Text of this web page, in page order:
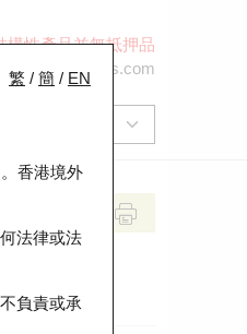
構性產品並無抵押品
繁 / 簡 / EN
香港境外
法律或法
負責或承